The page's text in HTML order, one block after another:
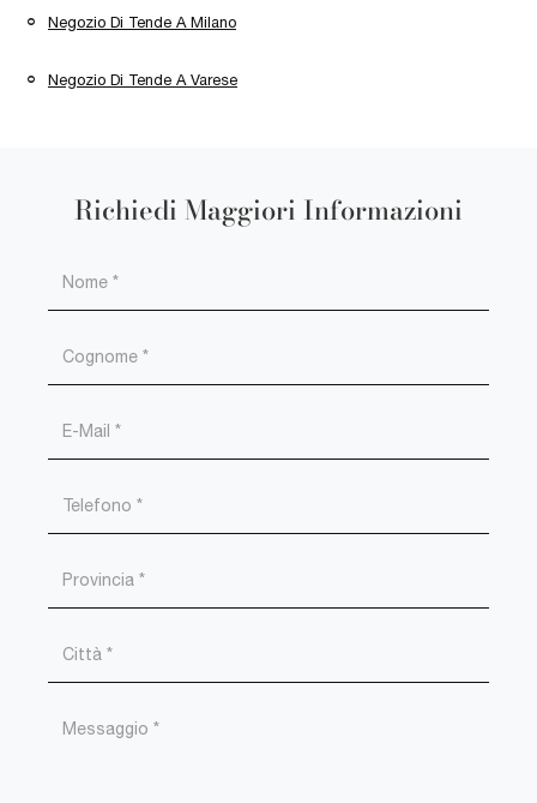
Negozio Di Tende A Milano
Negozio Di Tende A Varese
Richiedi Maggiori Informazioni